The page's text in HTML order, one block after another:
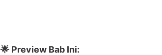
🌟 Preview Bab Ini: